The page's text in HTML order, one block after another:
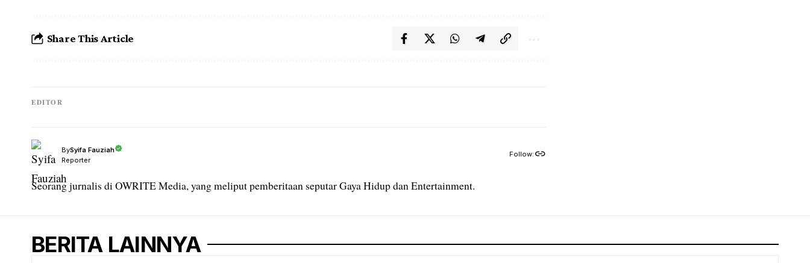
Share This Article
EDITOR
BySyifa Fauziah
Reporter
Follow:
Seorang jurnalis di OWRITE Media, yang meliput pemberitaan seputar Gaya Hidup dan Entertainment.
BERITA LAINNYA